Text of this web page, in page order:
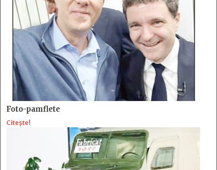
Foto-pamflete
Citește!